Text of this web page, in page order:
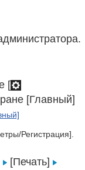
[
[Главный]
Регистрация].
[Печать]